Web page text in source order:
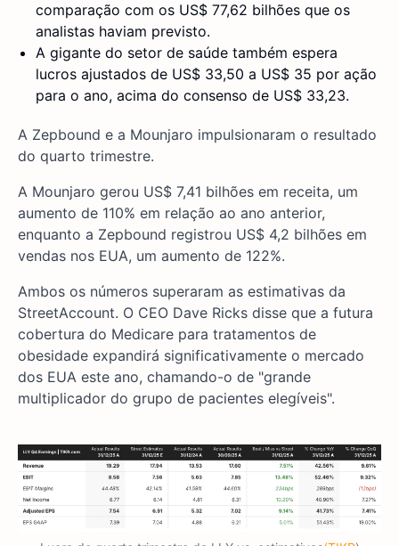
comparação com os US$ 77,62 bilhões que os
analistas haviam previsto.
A gigante do setor de saúde também espera
lucros ajustados de US$ 33,50 a US$ 35 por ação
para o ano, acima do consenso de US$ 33,23.
A Zepbound e a Mounjaro impulsionaram o resultado
do quarto trimestre.
A Mounjaro gerou US$ 7,41 bilhões em receita, um
aumento de 110% em relação ao ano anterior,
enquanto a Zepbound registrou US$ 4,2 bilhões em
vendas nos EUA, um aumento de 122%.
Ambos os números superaram as estimativas da
StreetAccount. O CEO Dave Ricks disse que a futura
cobertura do Medicare para tratamentos de
obesidade expandirá significativamente o mercado
dos EUA este ano, chamando-o de "grande
multiplicador do grupo de pacientes elegíveis".